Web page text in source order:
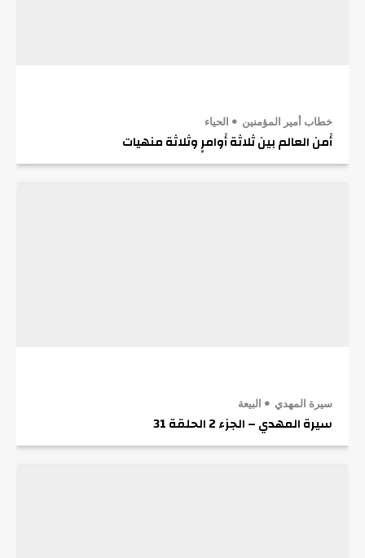
خطاب أمير المؤمنين الحياء
أَمن العالم بين ثلاثة أَوامرٍ وثلاثة منهيات
سيرة المهدي البيعة
سيرة المهدي – الجزء 2 الحلقة 31